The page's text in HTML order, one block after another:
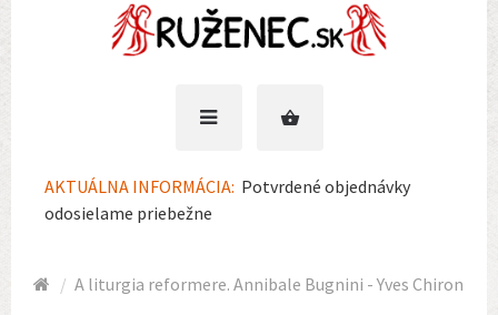
AKTUÁLNA INFORMÁCIA: Potvrdené objednávky
odosielame priebežne
A liturgia reformere. Annibale Bugnini - Yves Chiron